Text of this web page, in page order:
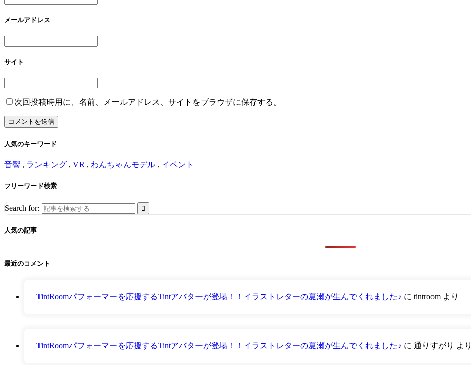
メールアドレス
サイト
次回投稿時用に、名前、メールアドレス、サイトをブラウザに保存する。
人気のキーワード
音響 , ランキング , VR , わんちゃんモデル , イベント
フリーワード検索
Search for:
人気の記事
最近のコメント
TintRoomパフォーマーを応援するTintアバターが登場！！イラストレターの夏瀬が生んでくれました♪ に tintroom より
TintRoomパフォーマーを応援するTintアバターが登場！！イラストレターの夏瀬が生んでくれました♪ に 通りすがり より